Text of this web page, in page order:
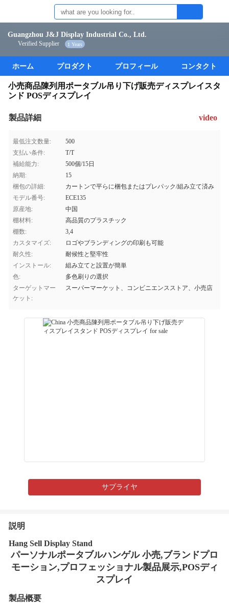
Guangzhou J&J Display Industrial Co., Ltd.
Verified Supplier 1 Years
ホーム プロダクト プロフィール コンタクト
小売商品陳列用ポータブル吊り下げ販売ディスプレイスタ
ンド POSディスプレイ
製品詳細 video
最低注文数量:
500
支払い条件:
T/T
補給能力:
500個/15日
納期:
15
梱包の詳細:
カートンで平らに梱包またはプレパック/組み立て済み
モデル番号:
ECE135
原産地:
中国
棚材料:
高品質のプラスチック
棚数:
3,4
カスタマイズ:
ロゴやブランディングの印刷も可能
耐久性:
耐候性と堅牢性
インストール:
組み立てと設置が簡単
色:
多色刷りの選択
ターゲットマー
ケット:
スーパーマーケット、コンビニエンスストア、小売店
サプライヤ
説明
Hang Sell Display Stand
パーソナルポータブルハンゲル 小売,ブランドプロ
モーション,プロフェッショナル製品展示,POSディ
スプレイ
製品概要